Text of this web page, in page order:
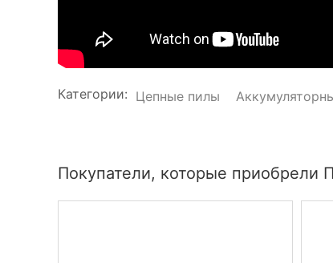
Категории: Цепные пилы
Покупатели, которые приобрели